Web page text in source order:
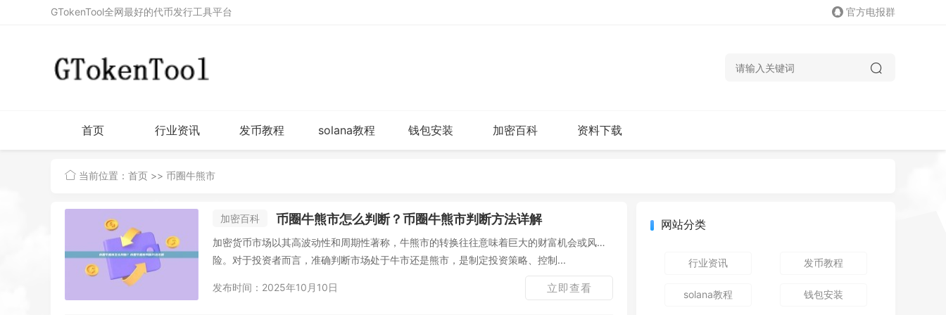
GTokenTool全网最好的代币发行工具平台 官方电报群
首页 行业资讯 发币教程 solana教程 钱包安装 加密百科 资料下载
当前位置： 首页 >> 币圈牛熊市
加密百科 币圈牛熊市怎么判断？币圈牛熊市判断方法详解
加密货币市场以其高波动性和周期性著称，牛熊市的转换往往意味着巨大的财富机会或风
险。对于投资者而言，准确判断市场处于牛市还是熊市，是制定投资策略、控制...
发布时间：2025年10月10日 立即查看
网站分类
行业资讯 发币教程
solana教程 钱包安装